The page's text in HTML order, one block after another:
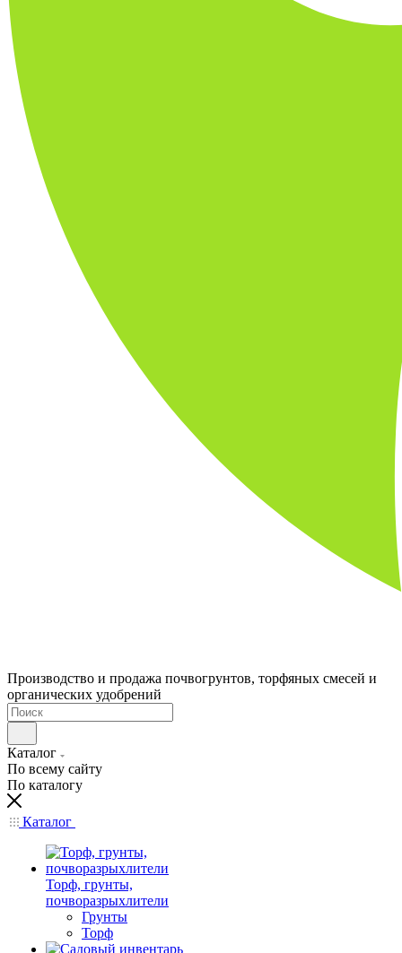
Производство и продажа почвогрунтов, торфяных смесей и
органических удобрений
Каталог
По всему сайту
По каталогу
Каталог
Торф, грунты,
почворазрыхлители
Грунты
Торф